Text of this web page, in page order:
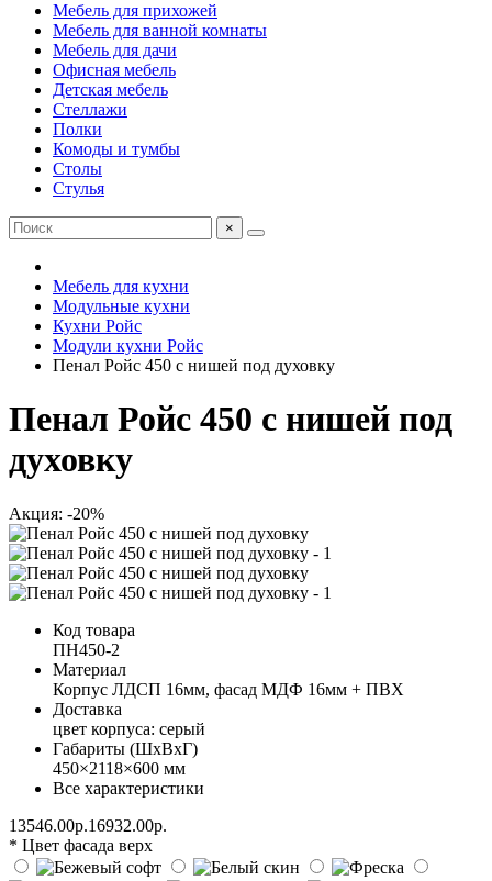
Мебель для прихожей
Мебель для ванной комнаты
Мебель для дачи
Офисная мебель
Детская мебель
Стеллажи
Полки
Комоды и тумбы
Столы
Стулья
×
Мебель для кухни
Модульные кухни
Кухни Ройс
Модули кухни Ройс
Пенал Ройс 450 с нишей под духовку
Пенал Ройс 450 с нишей под
духовку
Акция: -20%
Код товара
ПН450-2
Материал
Корпус ЛДСП 16мм, фасад МДФ 16мм + ПВХ
Доставка
цвет корпуса: серый
Габариты (ШхВхГ)
450×2118×600 мм
Все характеристики
13546.00р.16932.00р.
* Цвет фасада верх